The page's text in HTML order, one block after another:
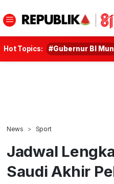
Hot Topics: #Gubernur BI
News Sport
Jadwal
Saudi Akhir